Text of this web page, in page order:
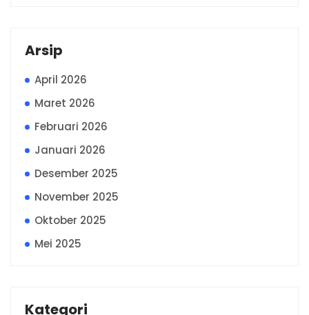
Arsip
April 2026
Maret 2026
Februari 2026
Januari 2026
Desember 2025
November 2025
Oktober 2025
Mei 2025
Kategori